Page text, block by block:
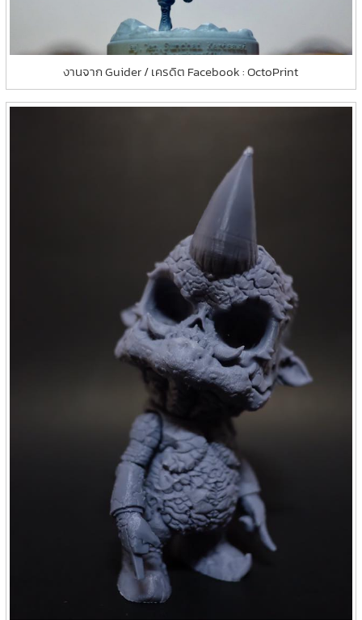
งานจาก Guider / เครดิต Facebook : OctoPrint